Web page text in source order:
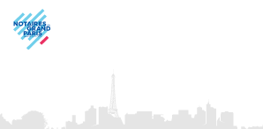
Aller
au
contenu